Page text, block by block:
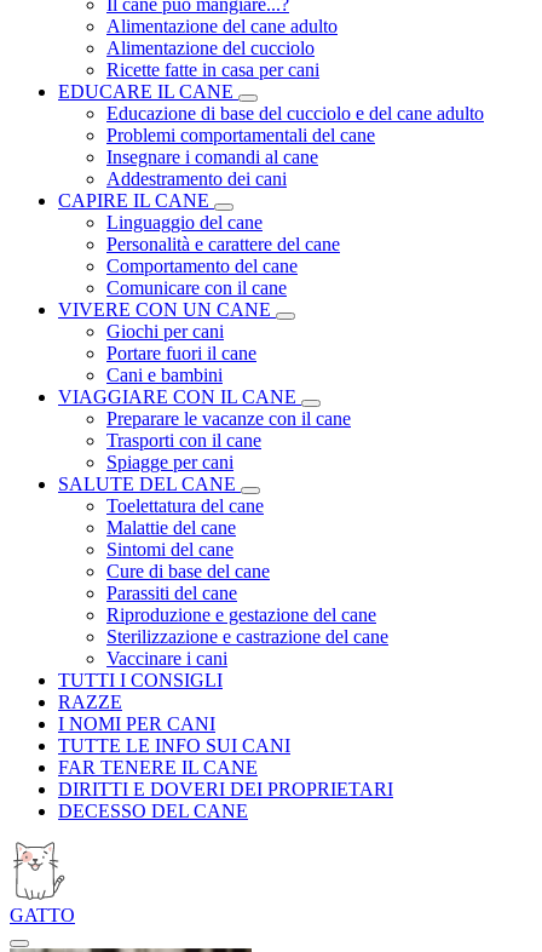
Il cane può mangiare...?
Alimentazione del cane adulto
Alimentazione del cucciolo
Ricette fatte in casa per cani
EDUCARE IL CANE
Educazione di base del cucciolo e del cane adulto
Problemi comportamentali del cane
Insegnare i comandi al cane
Addestramento dei cani
CAPIRE IL CANE
Linguaggio del cane
Personalità e carattere del cane
Comportamento del cane
Comunicare con il cane
VIVERE CON UN CANE
Giochi per cani
Portare fuori il cane
Cani e bambini
VIAGGIARE CON IL CANE
Preparare le vacanze con il cane
Trasporti con il cane
Spiagge per cani
SALUTE DEL CANE
Toelettatura del cane
Malattie del cane
Sintomi del cane
Cure di base del cane
Parassiti del cane
Riproduzione e gestazione del cane
Sterilizzazione e castrazione del cane
Vaccinare i cani
TUTTI I CONSIGLI
RAZZE
I NOMI PER CANI
TUTTE LE INFO SUI CANI
FAR TENERE IL CANE
DIRITTI E DOVERI DEI PROPRIETARI
DECESSO DEL CANE
GATTO